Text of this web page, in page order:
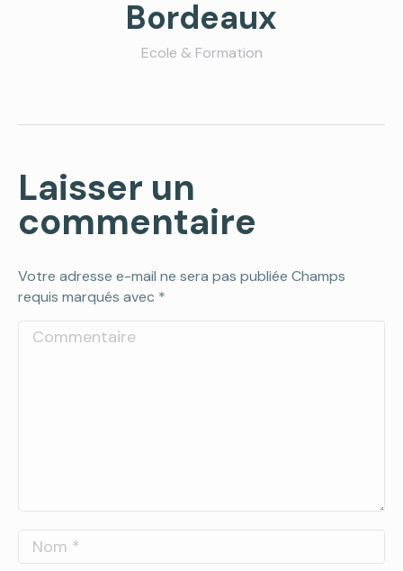
Bordeaux
Ecole & Formation
Laisser un
commentaire
Votre adresse e-mail ne sera pas publiée Champs
requis marqués avec *
Commentaire
Nom *